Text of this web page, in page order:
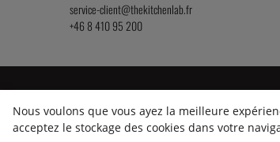
service-client@thekitchenlab.fr
+46 8 410 95 200
2026 KitchenLab AB
Nous voulons que vous ayez la meilleure
acceptez le stockage des cookies dans votre